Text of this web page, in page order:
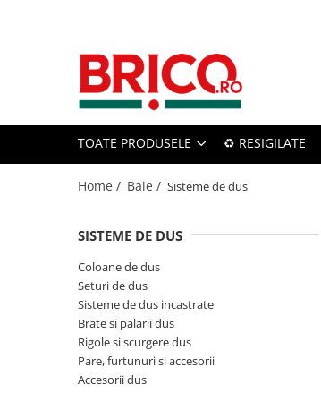
Toate Produsele
Baterii sanitare
Baterii bideu si dus igienic
Accesorii baterii
Sisteme de dus
TOATE PRODUSELE ♻️ RESIGILATE
Home / Baie / Sisteme de dus
SISTEME DE DUS
Coloane de dus
Seturi de dus
Sisteme de dus incastrate
Brate si palarii dus
Rigole si scurgere dus
Pare, furtunuri si accesorii
Accesorii dus